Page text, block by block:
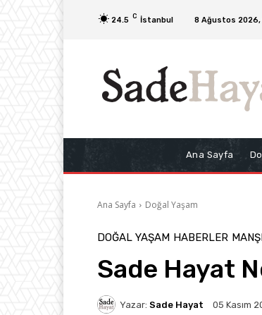
24.5 C İstanbul 8 Ağustos
Ana Sayfa
Ana Sayfa Doğal Yaşam
DOĞAL YAŞAM HABERLER
Sade Hayat
Yazar: Sade Hayat 05 Kasım